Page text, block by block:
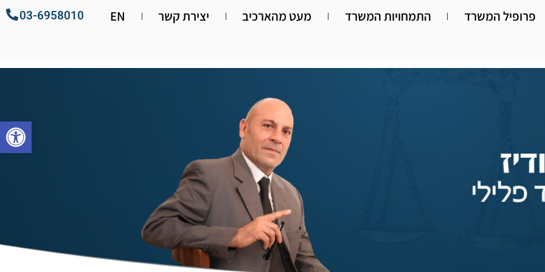
פתח
פרופיל המשרד התמחויות המשרד מעט מהארכיב יצירת קשר EN
03-6958010